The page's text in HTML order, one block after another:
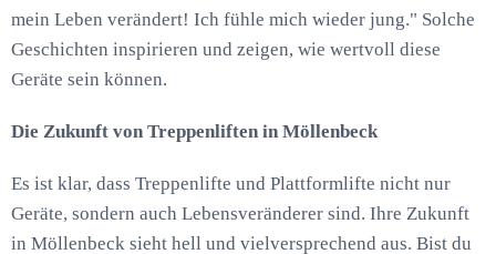
mein Leben verändert! Ich fühle mich wieder jung." Solche
Geschichten inspirieren und zeigen, wie wertvoll diese
Geräte sein können.
Die Zukunft von Treppenliften in Möllenbeck
Es ist klar, dass Treppenlifte und Plattformlifte nicht nur
Geräte, sondern auch Lebensveränderer sind. Ihre Zukunft
in Möllenbeck sieht hell und vielversprechend aus. Bist du